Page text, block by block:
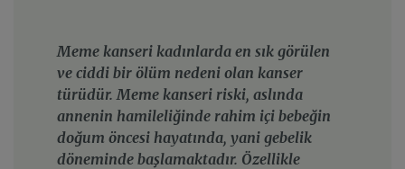
Meme kanseri kadınlarda en sık görülen
ve ciddi bir ölüm nedeni olan kanser
türüdür. Meme kanseri riski, aslında
annenin hamileliğinde rahim içi bebeğin
doğum öncesi hayatında, yani gebelik
döneminde başlamaktadır. Özellikle